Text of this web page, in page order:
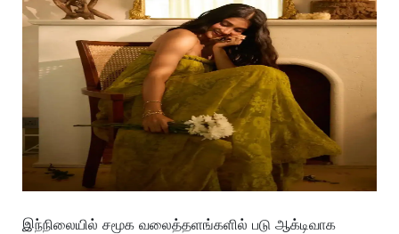
இந்நிலையில் சமூக வலைத்தளங்களில் படு ஆக்டிவாக